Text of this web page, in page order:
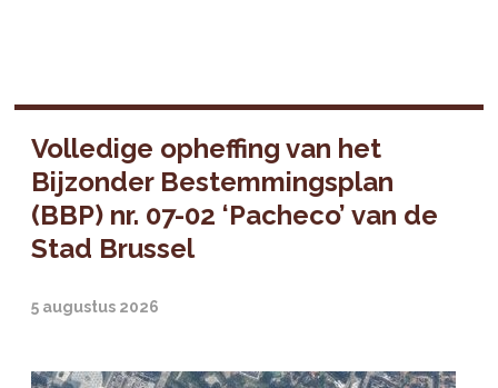
Volledige opheffing van het
Bijzonder Bestemmingsplan
(BBP) nr. 07-02 ‘Pacheco’ van de
Stad Brussel
5 augustus 2026